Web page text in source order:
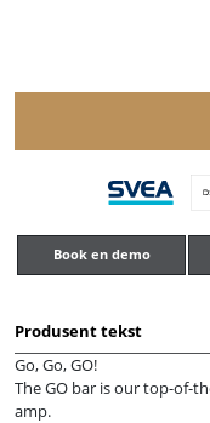
Book en demo
Produsent tekst
Go, Go, GO!
The GO bar is our top-of-
amp.